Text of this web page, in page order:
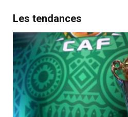
Les tendances